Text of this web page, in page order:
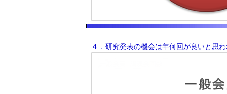
４．研究発表の機会は年何回が良いと思